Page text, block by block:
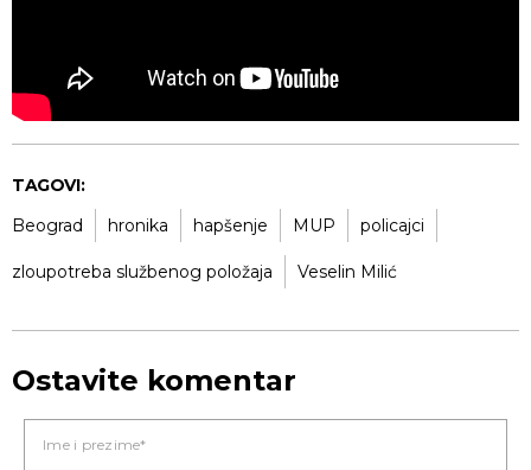
TAGOVI:
Beograd
hronika hapšenje MUP policajci
zloupotreba službenog položaja Veselin Milić
Ostavite komentar